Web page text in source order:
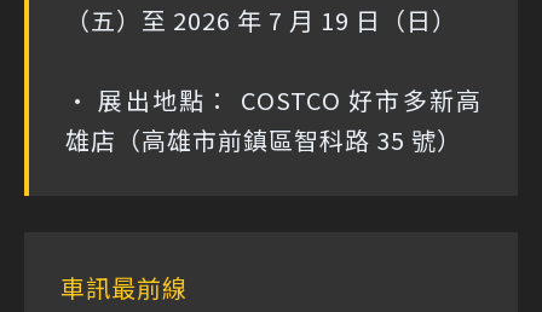
（五）至 2026 年 7 月 19 日（日）
• 展出地點： COSTCO 好市多新高
雄店（高雄市前鎮區智科路 35 號）
車訊最前線